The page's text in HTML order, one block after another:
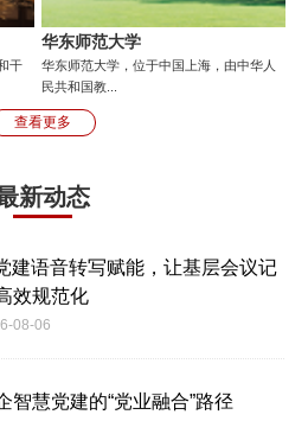
干
华东师范大学
华东师范大学，位于中国上海，由中华人
民共和国教...
查看更多
新动态
建语音转写赋能，让基层会议记
效规范化
08-06
智慧党建的“党业融合”路径